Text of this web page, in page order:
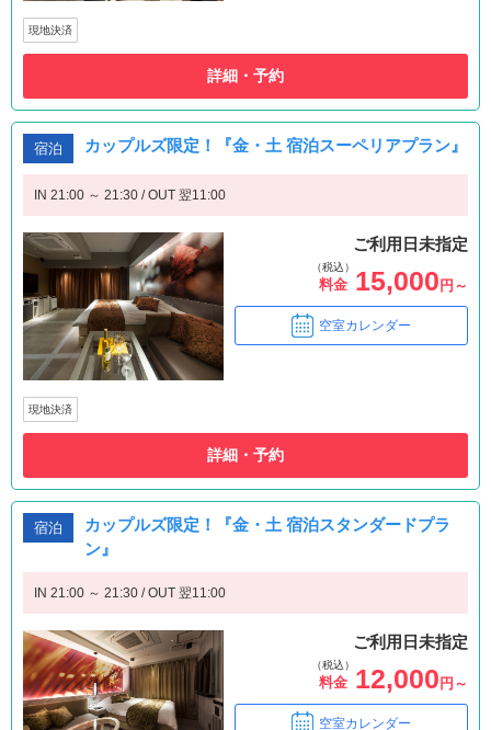
現地決済
詳細・予約
宿泊 カップルズ限定！『金・土 宿泊スーペリアプラン』
IN 21:00 ～ 21:30 / OUT 翌11:00
ご利用日未指定
（税込）
料金 15,000 円～
空室カレンダー
現地決済
詳細・予約
宿泊
カップルズ限定！『金・土 宿泊スタンダードプラ
ン』
IN 21:00 ～ 21:30 / OUT 翌11:00
ご利用日未指定
（税込）
料金 12,000 円～
空室カレンダー